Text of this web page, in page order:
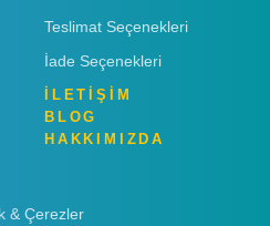
Teslimat Seçenekleri
İade Seçenekleri
İLETİŞİM
BLOG
HAKKIMIZDA
& Çerezler